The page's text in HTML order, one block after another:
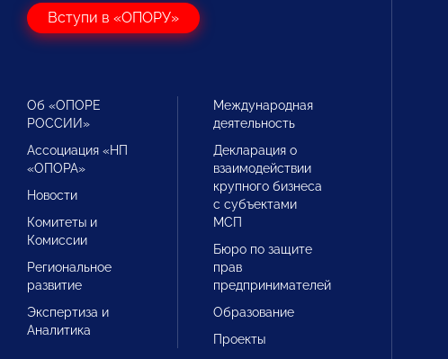
Вступи в «ОПОРУ»
Об «ОПОРЕ
РОССИИ»
Ассоциация «НП
«ОПОРА»
Новости
Комитеты и
Комиссии
Региональное
развитие
Экспертиза и
Аналитика
Международная
деятельность
Декларация о
взаимодействии
крупного бизнеса
с субъектами
МСП
Бюро по защите
прав
предпринимателей
Образование
Проекты